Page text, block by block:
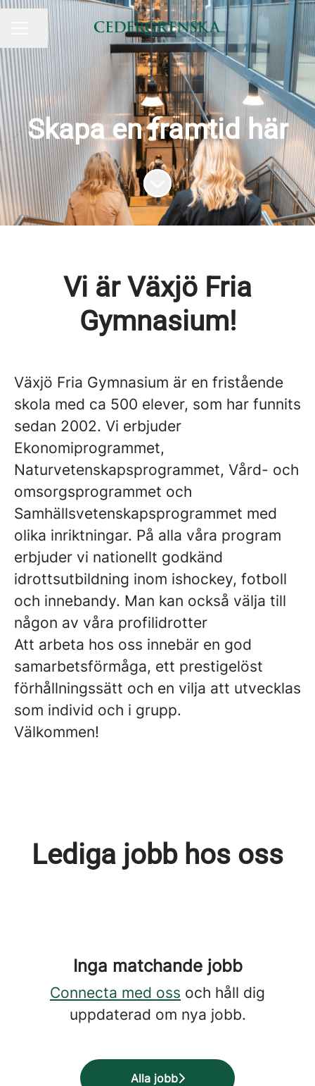
KARRIÄRMENY
Dela sidan
Skapa en framtid här
Skrolla för mer innehåll
Vi är Växjö Fria
Gymnasium!
Växjö Fria Gymnasium är en fristående
skola med ca 500 elever, som har funnits
sedan 2002. Vi erbjuder
Ekonomiprogrammet,
Naturvetenskapsprogrammet, Vård- och
omsorgsprogrammet och
Samhällsvetenskapsprogrammet med
olika inriktningar. På alla våra program
erbjuder vi nationellt godkänd
idrottsutbildning inom ishockey, fotboll
och innebandy. Man kan också välja till
någon av våra profilidrotter
Att arbeta hos oss innebär en god
samarbetsförmåga, ett prestigelöst
förhållningssätt och en vilja att utvecklas
som individ och i grupp.
Välkommen!
Lediga jobb hos oss
Inga matchande jobb
Connecta med oss och håll dig
uppdaterad om nya jobb.
Alla jobb